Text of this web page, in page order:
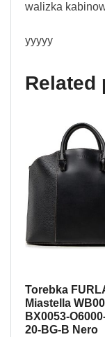
walizka
yyyyy
Related
Torebka
Miastella
BX0053-
20-BG-B Nero